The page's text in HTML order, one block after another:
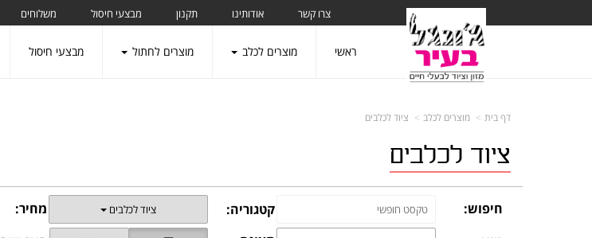
צרו קשר אודותינו תקנון מבצעי חיסול משלוחים
ראשי מוצרים לכלב מוצרים לחתול מבצעי חיסול
דף בית מוצרים לכלב ציוד לכלבים
ציוד לכלבים
חיפוש: קטגוריה: ציוד לכלבים מחיר: